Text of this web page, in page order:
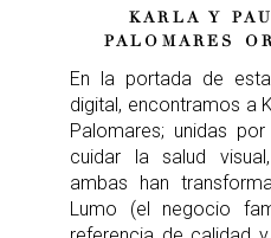
KARLA Y
PALOMARES
En la portada de
digital, encontramos a
Palomares; unidas
cuidar la salud
ambas han
Lumo (el negocio